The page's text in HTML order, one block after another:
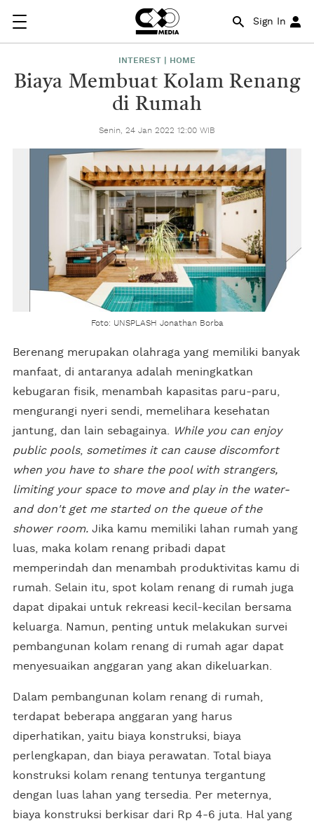
Sign In
INTEREST | HOME
Biaya Membuat Kolam Renang
di Rumah
Senin, 24 Jan 2022 12:00 WIB
Foto: UNSPLASH Jonathan Borba
Berenang merupakan olahraga yang memiliki banyak
manfaat, di antaranya adalah meningkatkan
kebugaran fisik, menambah kapasitas paru-paru,
mengurangi nyeri sendi, memelihara kesehatan
jantung, dan lain sebagainya.
While you can enjoy
public pools, sometimes it can cause discomfort
when you have to share the pool with strangers,
limiting your space to move and play in the water-
and don't get me started on the queue of the
shower room. Jika kamu memiliki lahan rumah yang
luas, maka kolam renang pribadi dapat
memperindah dan menambah produktivitas kamu di
rumah. Selain itu, spot kolam renang di rumah juga
dapat dipakai untuk rekreasi kecil-kecilan bersama
keluarga. Namun, penting untuk melakukan survei
pembangunan kolam renang di rumah agar dapat
menyesuaikan anggaran yang akan dikeluarkan.
Dalam pembangunan kolam renang di rumah,
terdapat beberapa anggaran yang harus
diperhatikan, yaitu biaya konstruksi, biaya
perlengkapan, dan biaya perawatan. Total biaya
konstruksi kolam renang tentunya tergantung
dengan luas lahan yang tersedia. Per meternya,
biaya konstruksi berkisar dari Rp 4-6 juta. Hal yang